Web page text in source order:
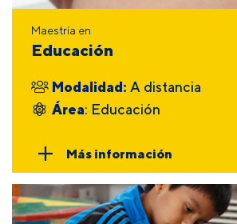
Maestría en
Educación
Modalidad: A distancia
Área: Educación
Más información